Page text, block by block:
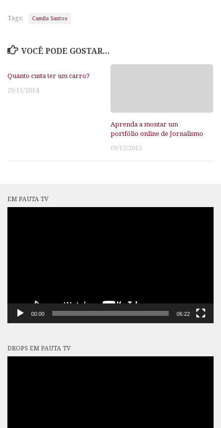
Tags: Camila Santos
VOCÊ PODE GOSTAR...
Quanto custa ter um carro?
29/11/2014
Aprenda a montar um
portfólio online de Jornalismo
09/12/2015
EM PAUTA TV
00:00 06:22
DROPS EM PAUTA TV